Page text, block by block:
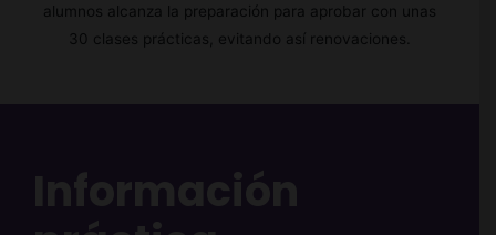
alumnos alcanza la preparación para aprobar con unas
30 clases prácticas, evitando así renovaciones.